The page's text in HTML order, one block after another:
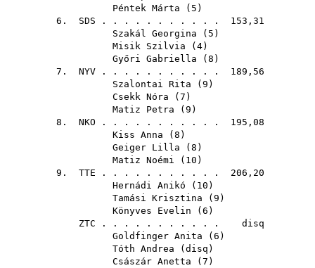
Péntek Márta ( 5 )
6. SDS . . . . . . . . . . . 153,31
Szakál Georgina ( 5 )
Misik Szilvia ( 4)
Győri Gabriella ( 8 )
7. NYV . . . . . . . . . . . 189,56
Szalontai Rita ( 9 )
Csekk Nóra ( 7 )
Matiz Petra ( 9 )
8. NKO . . . . . . . . . . . 195,08
Kiss Anna ( 8 )
Geiger Lilla ( 8 )
Matiz Noémi ( 10 )
9. TTE . . . . . . . . . . . 206,20
Hernádi Anikó ( 10 )
Tamási Krisztina ( 9 )
Könyves Evelin ( 6 )
ZTC . . . . . . . . . . . disq
Goldfinger Anita ( 6 )
Tóth Andrea ( disq )
Császár Anetta ( 7 )